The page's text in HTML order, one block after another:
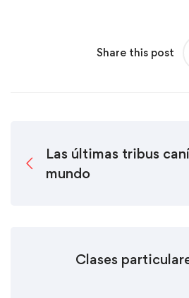
Share this post
Las últimas tribus
mundo
Clases